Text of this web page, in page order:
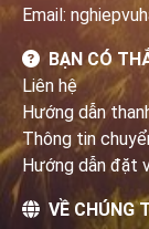
Email:
BẠN CÓ
Liên hệ
Hướng dẫn
Thông tin
Hướng dẫn đặt
VỀ CHÚNG